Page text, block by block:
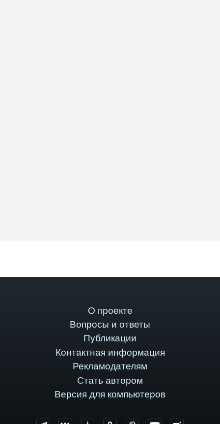
О проекте
Вопросы и ответы
Публикации
Контактная информация
Рекламодателям
Стать автором
Версия для компьютеров